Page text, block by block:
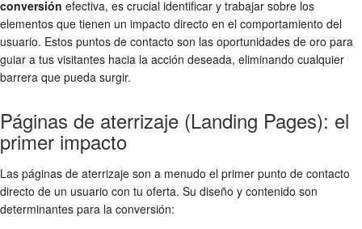
conversión efectiva, es crucial identificar y trabajar sobre los
elementos que tienen un impacto directo en el comportamiento del
usuario. Estos puntos de contacto son las oportunidades de oro para
guiar a tus visitantes hacia la acción deseada, eliminando cualquier
barrera que pueda surgir.
Páginas de aterrizaje (Landing Pages): el
primer impacto
Las páginas de aterrizaje son a menudo el primer punto de contacto
directo de un usuario con tu oferta. Su diseño y contenido son
determinantes para la conversión: